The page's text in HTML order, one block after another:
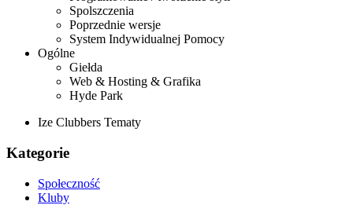
Spolszczenia
Poprzednie wersje
System Indywidualnej Pomocy
Ogólne
Giełda
Web & Hosting & Grafika
Hyde Park
Ize Clubbers Tematy
Kategorie
Społeczność
Kluby